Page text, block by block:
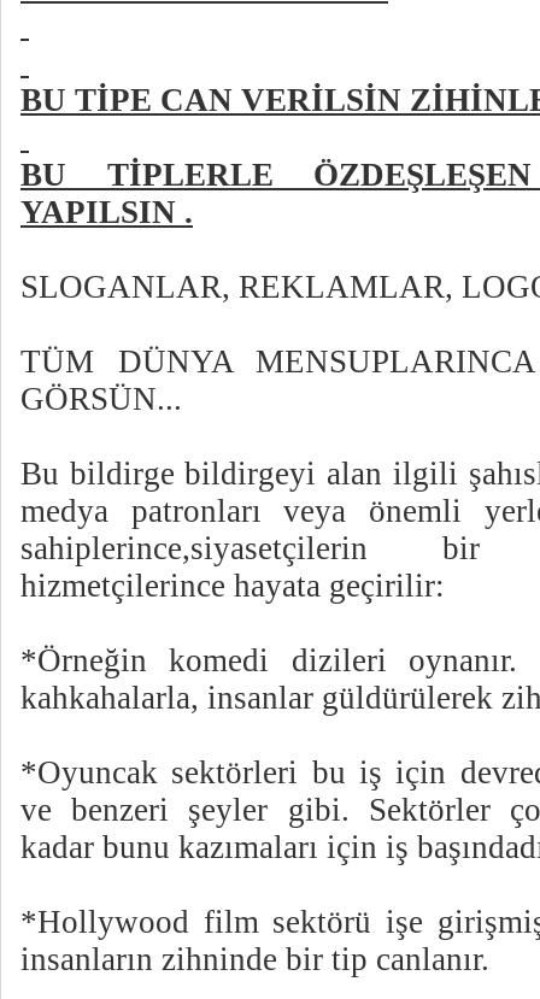
BU TİPE CAN VERİLSİN
BU TİPLERLE
YAPILSIN .
SLOGANLAR, REKLAMLAR,
TÜM DÜNYA
GÖRSÜN...
Bu bildirge bildirgeyi alan ilgili
medya patronları veya önemli
sahiplerince,siyasetçilerin
hizmetçilerince hayata geçirilir:
*Örneğin komedi dizileri
kahkahalarla, insanlar güldürülerek
*Oyuncak sektörleri bu iş için
ve benzeri şeyler gibi. Sektörler
kadar bunu kazımaları için iş
*Hollywood film sektörü işe
insanların zihninde bir tip canlanır.